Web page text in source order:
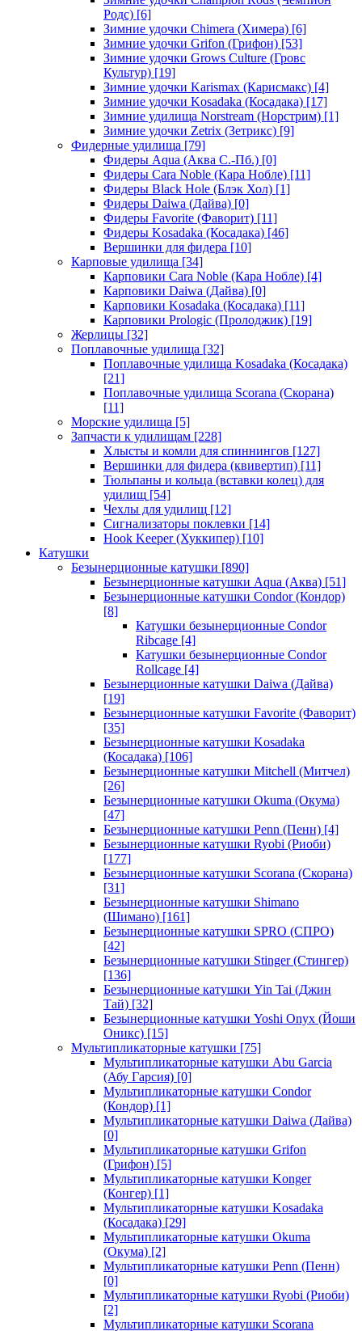
Родс) [6]
Зимние удочки Chimera (Химера) [6]
Зимние удочки Grifon (Грифон) [53]
Зимние удочки Grows Culture (Гровс
Культур) [19]
Зимние удочки Karismax (Карисмакс) [4]
Зимние удочки Kosadaka (Косадака) [17]
Зимние удилища Norstream (Норстрим) [1]
Зимние удочки Zetrix (Зетрикс) [9]
Фидерные удилища [79]
Фидеры Aqua (Аква С.-Пб.) [0]
Фидеры Cara Noble (Кара Нобле) [11]
Фидеры Black Hole (Блэк Хол) [1]
Фидеры Daiwa (Дайва) [0]
Фидеры Favorite (Фаворит) [11]
Фидеры Kosadaka (Косадака) [46]
Вершинки для фидера [10]
Карповые удилища [34]
Карповики Cara Noble (Кара Нобле) [4]
Карповики Daiwa (Дайва) [0]
Карповики Kosadaka (Косадака) [11]
Карповики Prologic (Пролоджик) [19]
Жерлицы [32]
Поплавочные удилища [32]
Поплавочные удилища Kosadaka (Косадака)
[21]
Поплавочные удилища Scorana (Скорана)
[11]
Морские удилища [5]
Запчасти к удилищам [228]
Хлысты и комли для спиннингов [127]
Вершинки для фидера (квивертип) [11]
Тюльпаны и кольца (вставки колец) для
удилищ [54]
Чехлы для удилищ [12]
Сигнализаторы поклевки [14]
Hook Keeper (Хуккипер) [10]
Катушки
Безынерционные катушки [890]
Безынерционные катушки Aqua (Аква) [51]
Безынерционные катушки Condor (Кондор)
[8]
Катушки безынерционные Condor
Ribcage [4]
Катушки безынерционные Condor
Rollcage [4]
Безынерционные катушки Daiwa (Дайва)
[19]
Безынерционные катушки Favorite (Фаворит)
[35]
Безынерционные катушки Kosadaka
(Косадака) [106]
Безынерционные катушки Mitchell (Митчел)
[26]
Безынерционные катушки Okuma (Окума)
[47]
Безынерционные катушки Penn (Пенн) [4]
Безынерционные катушки Ryobi (Риоби)
[177]
Безынерционные катушки Scorana (Скорана)
[31]
Безынерционные катушки Shimano
(Шимано) [161]
Безынерционные катушки SPRO (СПРО)
[42]
Безынерционные катушки Stinger (Стингер)
[136]
Безынерционные катушки Yin Tai (Джин
Тай) [32]
Безынерционные катушки Yoshi Onyx (Йоши
Оникс) [15]
Мультипликаторные катушки [75]
Мультипликаторные катушки Abu Garcia
(Абу Гарсия) [0]
Мультипликаторные катушки Condor
(Кондор) [1]
Мультипликаторные катушки Daiwa (Дайва)
[0]
Мультипликаторные катушки Grifon
(Грифон) [5]
Мультипликаторные катушки Konger
(Конгер) [1]
Мультипликаторные катушки Kosadaka
(Косадака) [29]
Мультипликаторные катушки Okuma
(Окума) [2]
Мультипликаторные катушки Penn (Пенн)
[0]
Мультипликаторные катушки Ryobi (Риоби)
[2]
Мультипликаторные катушки Scorana